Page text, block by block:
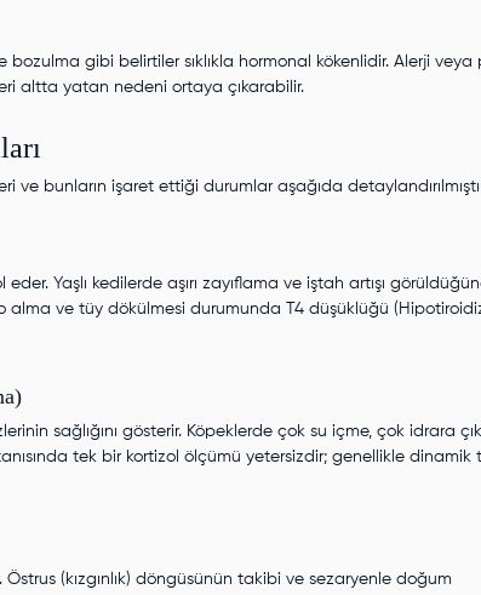
bozulma gibi belirtiler sıklıkla hormonal kökenlidir. Alerji
altta yatan nedeni ortaya çıkarabilir.
ve bunların işaret ettiği durumlar aşağıda
Yaşlı kedilerde aşırı zayıflama ve iştah artışı
alma ve tüy dökülmesi durumunda T4 düşüklüğü
sağlığını gösterir. Köpeklerde çok su içme, çok idrara
tek bir kortizol ölçümü yetersizdir; genellikle dinamik
(kızgınlık) döngüsünün takibi ve sezaryenle doğum